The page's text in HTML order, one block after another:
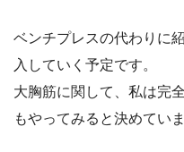
ベンチプレスの代わりに
入していく予定です。
大胸筋に関して、私は完
もやってみると決めていま